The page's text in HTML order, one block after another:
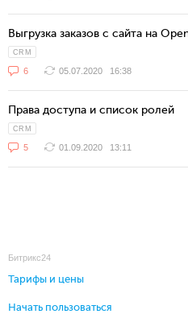
Выгрузка заказов с сайта на
CRM
6 05.07.2020 16:38
Права доступа и список ролей
CRM
5 01.09.2020 13:11
Битрикс24
Тарифы и цены
Начать пользоваться